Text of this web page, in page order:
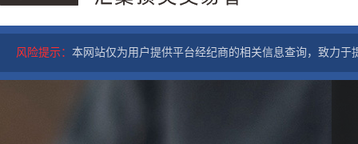
风险提示： 本网站仅为用户提供平台经纪商的相关信息查询，致力